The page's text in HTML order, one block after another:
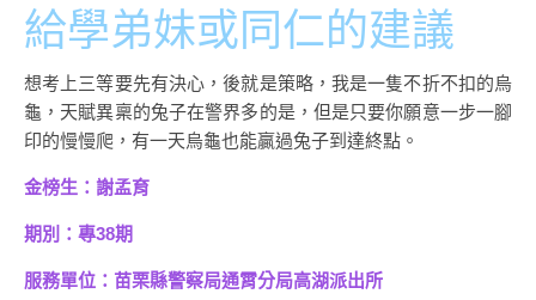
給學弟妹或同仁的建議
想考上三等要先有決心，後就是策略，我是一隻不折不扣的烏
龜，天賦異稟的兔子在警界多的是，但是只要你願意一步一腳
印的慢慢爬，有一天烏龜也能贏過兔子到達終點。
金榜生：謝孟育
期別：專38期
服務單位：苗栗縣警察局通霄分局高湖派出所